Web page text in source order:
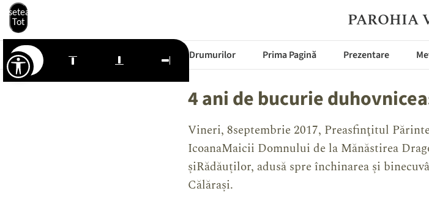
PAROHIA
Starea Drumurilor Prima Pagină Prezentare
4 ani de bucurie
Vineri, 8septembrie 2017, Preasfinţitul
IcoanaMaicii Domnului de la Mănăstirea
șiRădăuților, adusă spre închinarea și
Călărași.
Tot